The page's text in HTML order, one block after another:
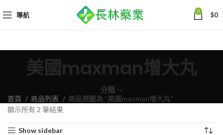
導航 0 $0
美國maxman增大丸
分類
首頁 商品列表
商品標籤為 “美國maxman增大丸”
顯示所有 2 筆結果
Show sidebar